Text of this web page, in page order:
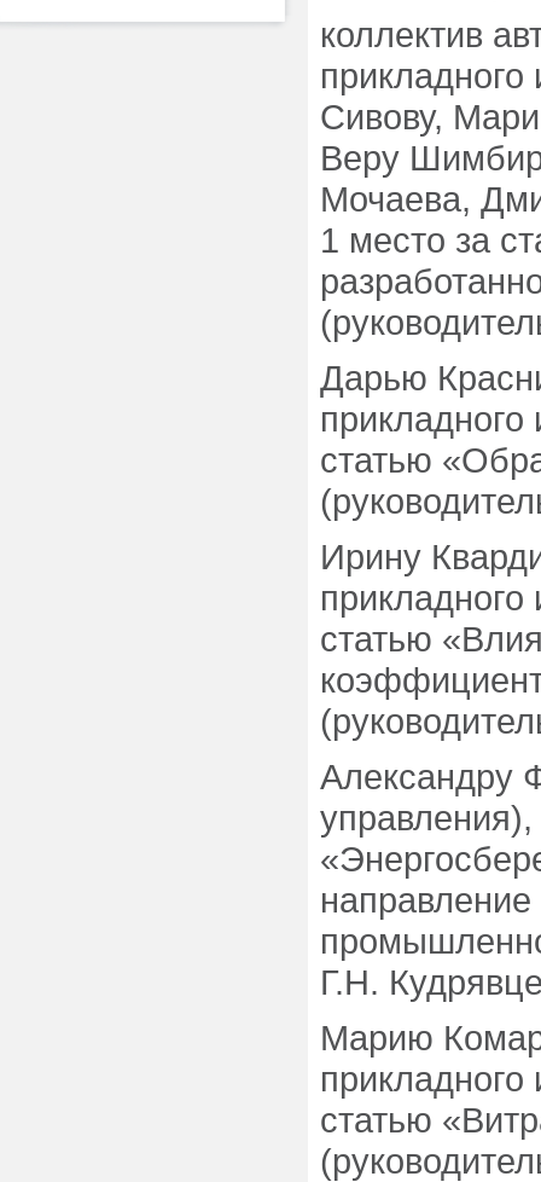
коллектив
прикладного
Сивову,
Веру
Мочаева,
1 место за
Дарью
прикладного
статью
Ирину
прикладного
статью
Александру
направление
Г.Н.
Марию
прикладного
статью